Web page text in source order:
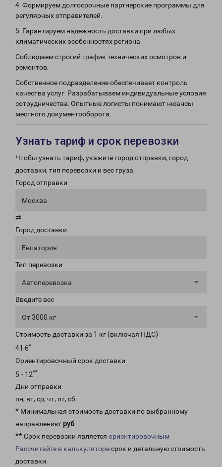
4. Формируем долгосрочные партнерские программы для
регулярных отправителей.
5. Гарантируем надежность доставки при любых
климатических особенностях региона.
Соблюдаем строгий график технических осмотров и
ремонтов.
Собственное подразделение обеспечивает контроль
качества услуг. Разрабатываем индивидуальные условия
сотрудничества. Опытные логисты понимают нюансы
местного документооборота.
Узнать тариф и срок перевозки
Чтобы узнать тариф, укажите город отправки, город
доставки, тип перевозки и вес груза.
Город отправки
Москва
⇄
Город доставки
Евпатория
Тип перевозки
Автоперевозка
Введите вес
От 3000 кг
Стоимость доставки за 1 кг (включая НДС)
41.6*
Ориентировочный срок доставки
5 - 12**
Дни отправки
пн, вт, ср, чт, пт, сб
* Минимальная стоимость доставки по выбранному
направлению: руб.
** Срок перевозки является ориентировочным
Рассчитайте в калькуляторесрок и детальную стоимость
доставки.